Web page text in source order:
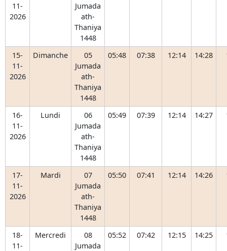
11-
2026
Jumada
ath-
Thaniya
1448
15-
11-
2026
Dimanche
05
Jumada
ath-
Thaniya
1448
05:48 07:38 12:14 14:28
16-
11-
2026
Lundi
06
Jumada
ath-
Thaniya
1448
05:49 07:39 12:14 14:27
17-
11-
2026
Mardi
07
Jumada
ath-
Thaniya
1448
05:50 07:41 12:14 14:26
18-
11-
Mercredi
08
Jumada
05:52 07:42 12:15 14:25